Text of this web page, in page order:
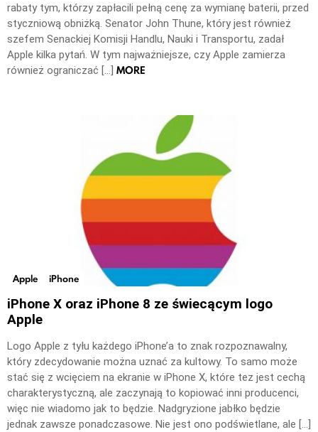
rabaty tym, którzy zapłacili pełną cenę za wymianę baterii, przed
styczniową obniżką. Senator John Thune, który jest również
szefem Senackiej Komisji Handlu, Nauki i Transportu, zadał
Apple kilka pytań. W tym najważniejsze, czy Apple zamierza
również ograniczać […] MORE
Apple iPhone
iPhone X oraz iPhone 8 ze świecącym logo
Apple
Logo Apple z tyłu każdego iPhone’a to znak rozpoznawalny,
który zdecydowanie można uznać za kultowy. To samo może
stać się z wcięciem na ekranie w iPhone X, które tez jest cechą
charakterystyczną, ale zaczynają to kopiować inni producenci,
więc nie wiadomo jak to będzie. Nadgryzione jabłko będzie
jednak zawsze ponadczasowe. Nie jest ono podświetlane, ale […]